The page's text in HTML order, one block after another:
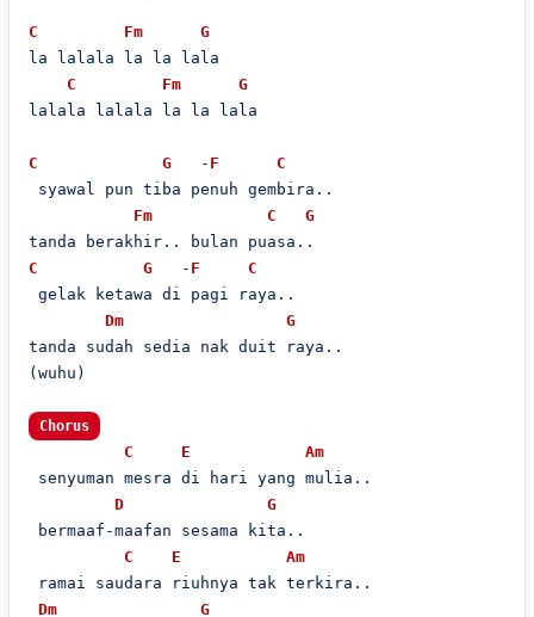
C Fm
G
la lalala la la lala
C
Fm
G
lalala lalala la la lala
C G
   -
F
C
syawal pun tiba penuh gembira..
Fm
C
G
C
G
   -
F
C
gelak ketawa di pagi raya..
Dm
G
tanda sudah sedia nak duit raya..
(wuhu)
Chorus
C E
Am
senyuman mesra di hari yang mulia..
D
G
bermaaf-maafan sesama kita..
C
E
Am
ramai saudara riuhnya tak terkira..
Dm
G